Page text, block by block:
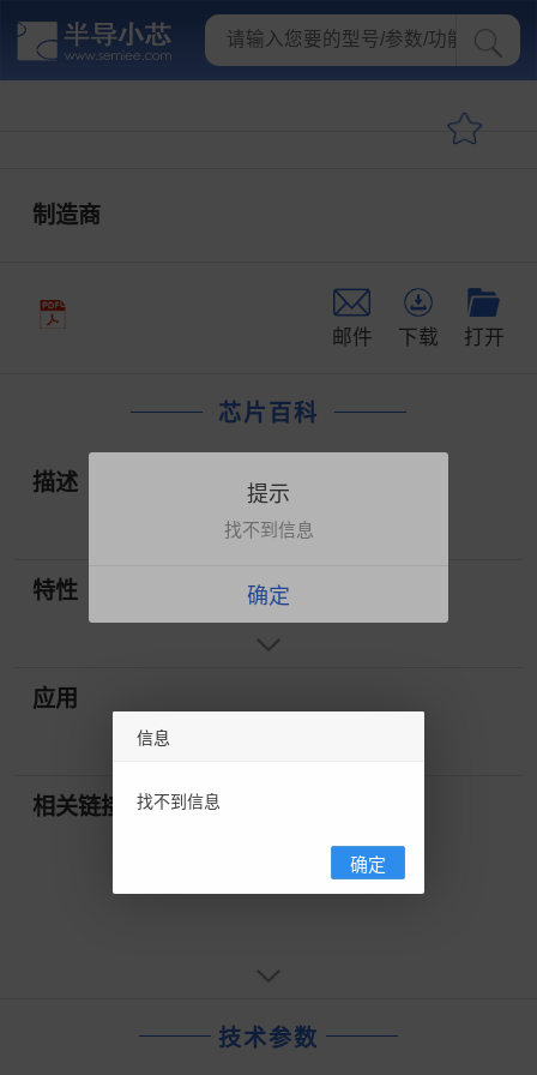
制造商
邮件 下载 打开
芯片百科
描述
特性
应用
相关链接
技术参数
信息
找不到信息
确定
提示
找不到信息
确定